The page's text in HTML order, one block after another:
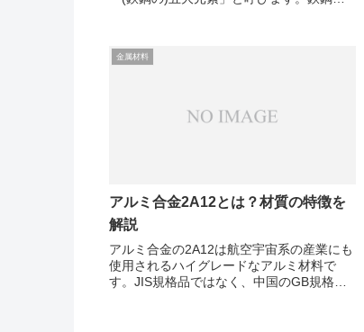
を与えます。中で各元素が鋼に与え...
金属材料
アルミ合金2A12とは？材質の特徴を
解説
アルミ合金の2A12は航空宇宙系の産業にも
使用されるハイグレードなアルミ材料で
す。JIS規格品ではなく、中国のGB規格材